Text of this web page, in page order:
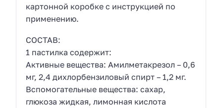
картонной коробке с инструкцией по
применению.
СОСТАВ:
1 пастилка содержит:
Активные вещества: Амилметакрезол – 0,6
мг, 2,4 дихлорбензиловый спирт – 1,2 мг.
Вспомогательные вещества: сахар,
глюкоза жидкая, лимонная кислота